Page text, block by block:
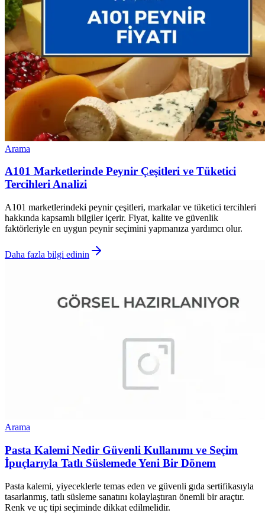
Arama
A101 Marketlerinde Peynir Çeşitleri ve Tüketici
Tercihleri Analizi
A101 marketlerindeki peynir çeşitleri, markalar ve tüketici tercihleri
hakkında kapsamlı bilgiler içerir. Fiyat, kalite ve güvenlik
faktörleriyle en uygun peynir seçimini yapmanıza yardımcı olur.
Daha fazla bilgi edinin
Arama
Pasta Kalemi Nedir Güvenli Kullanımı ve Seçim
İpuçlarıyla Tatlı Süslemede Yeni Bir Dönem
Pasta kalemi, yiyeceklerle temas eden ve güvenli gıda sertifikasıyla
tasarlanmış, tatlı süsleme sanatını kolaylaştıran önemli bir araçtır.
Renk ve uç tipi seçiminde dikkat edilmelidir.